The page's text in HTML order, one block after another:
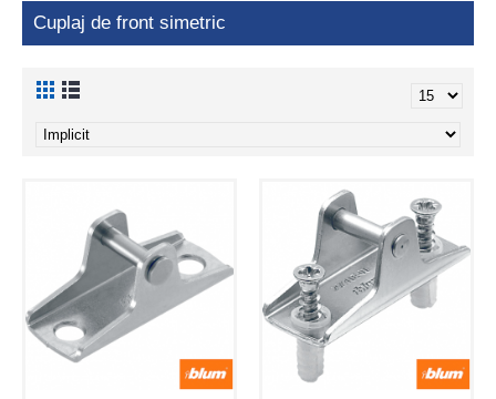
Cuplaj de front simetric